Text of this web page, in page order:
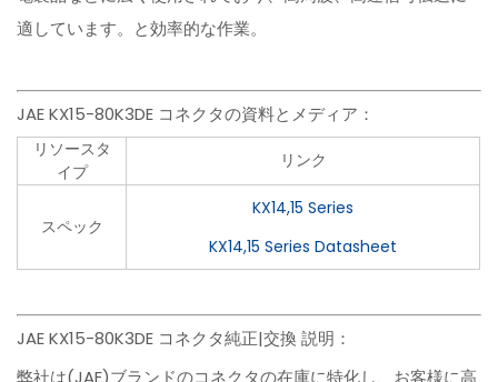
適しています。と効率的な作業。
JAE KX15-80K3DE コネクタの資料とメディア：
リソースタ
イプ
リンク
スペック
KX14,15 Series
KX14,15 Series Datasheet
JAE KX15-80K3DE コネクタ純正|交換 説明：
弊社は(JAE)ブランドのコネクタの在庫に特化し、お客様に高